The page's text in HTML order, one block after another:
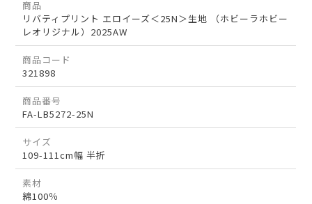
商品
リバティプリント エロイーズ＜25N＞生地 （ホビーラホビー
レオリジナル）2025AW
商品コード
321898
商品番号
FA-LB5272-25N
サイズ
109-111cm幅 半折
素材
綿100％